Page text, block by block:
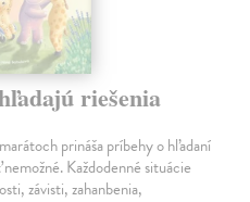
riešenia
prináša príbehy o hľadaní
Každodenné situácie
závisti, zahanbenia,